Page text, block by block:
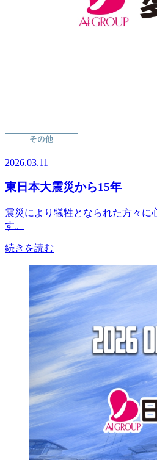
2026.03.11
東日本大震災から15年
震災により犠牲となられた方々に
す。
続きを読む